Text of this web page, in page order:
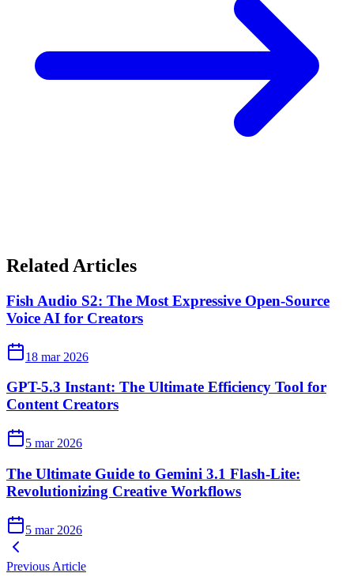
Related Articles
Fish Audio S2: The Most Expressive Open-Source
Voice AI for Creators
18 mar 2026
GPT-5.3 Instant: The Ultimate Efficiency Tool for
Content Creators
5 mar 2026
The Ultimate Guide to Gemini 3.1 Flash-Lite:
Revolutionizing Creative Workflows
5 mar 2026
Previous Article